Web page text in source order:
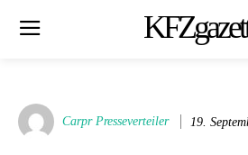
Carpr Presseverteiler 19.